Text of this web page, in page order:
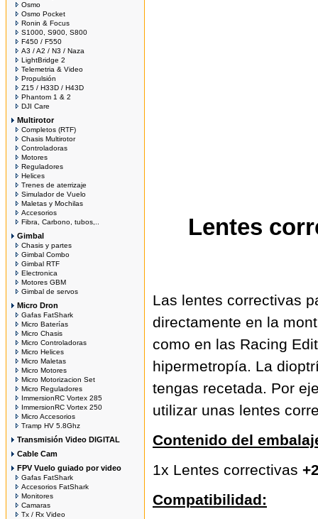
Osmo
Osmo Pocket
Ronin & Focus
S1000, S900, S800
F450 / F550
A3 / A2 / N3 / Naza
LightBridge 2
Telemetria & Video
Propulsión
Z15 / H33D / H43D
Phantom 1 & 2
DJI Care
Multirotor
Completos (RTF)
Chasis Multirotor
Controladoras
Motores
Reguladores
Helices
Trenes de aterrizaje
Simulador de Vuelo
Maletas y Mochilas
Accesorios
Fibra, Carbono, tubos,..
Gimbal
Chasis y partes
Gimbal Combo
Gimbal RTF
Electronica
Motores GBM
Gimbal de servos
Micro Dron
Gafas FatShark
Micro Baterías
Micro Chasis
Micro Controladoras
Micro Helices
Micro Maletas
Micro Motores
Micro Motorizacion Set
Micro Reguladores
ImmersionRC Vortex 285
ImmersionRC Vortex 250
Micro Accesorios
Tramp HV 5.8Ghz
Transmisión Video DIGITAL
Cable Cam
FPV Vuelo guiado por video
Gafas FatShark
Accesorios FatShark
Monitores
Camaras
Tx / Rx Video
Lentes
Las lentes correctivas
directamente en la
como en las Racing
hipermetropía. La
tengas recetada. Por
utilizar unas lentes
Contenido del
1x Lentes correctivas
Compatibilidad: